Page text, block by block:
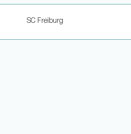
SC Freiburg